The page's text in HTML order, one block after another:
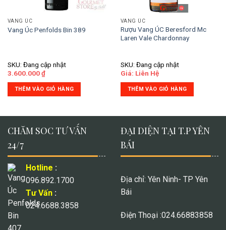
VANG ÚC
Vang Úc Penfolds Bin 389
SKU: Đang cập nhật
3.600.000₫
THÊM VÀO GIỎ HÀNG
VANG ÚC
Rượu Vang ÚC Beresford Mc
Laren Vale Chardonnay
SKU: Đang cập nhật
Giá: Liên Hệ
THÊM VÀO GIỎ HÀNG
CHĂM SOC TƯ VẤN
24/7
Hotline :
096.892.1700
Tư Vấn :
024.6688.3858
ĐẠI DIỆN TẠI T.P YÊN
BÁI
Địa chỉ: Yên Ninh- TP Yên
Bái
Điện Thoại :024.66883858